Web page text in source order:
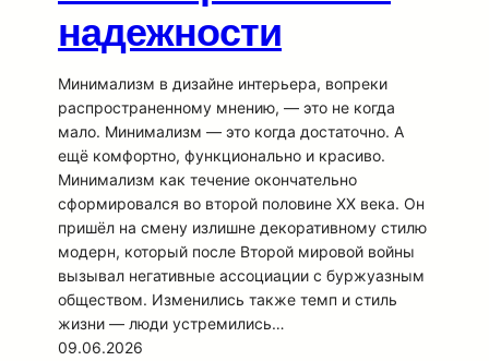
надежности
Минимализм в дизайне интерьера, вопреки
распространенному мнению, — это не когда
мало. Минимализм — это когда достаточно. А
ещё комфортно, функционально и красиво.
Минимализм как течение окончательно
сформировался во второй половине XX века. Он
пришёл на смену излишне декоративному стилю
модерн, который после Второй мировой войны
вызывал негативные ассоциации с буржуазным
обществом. Изменились также темп и стиль
жизни — люди устремились…
09.06.2026